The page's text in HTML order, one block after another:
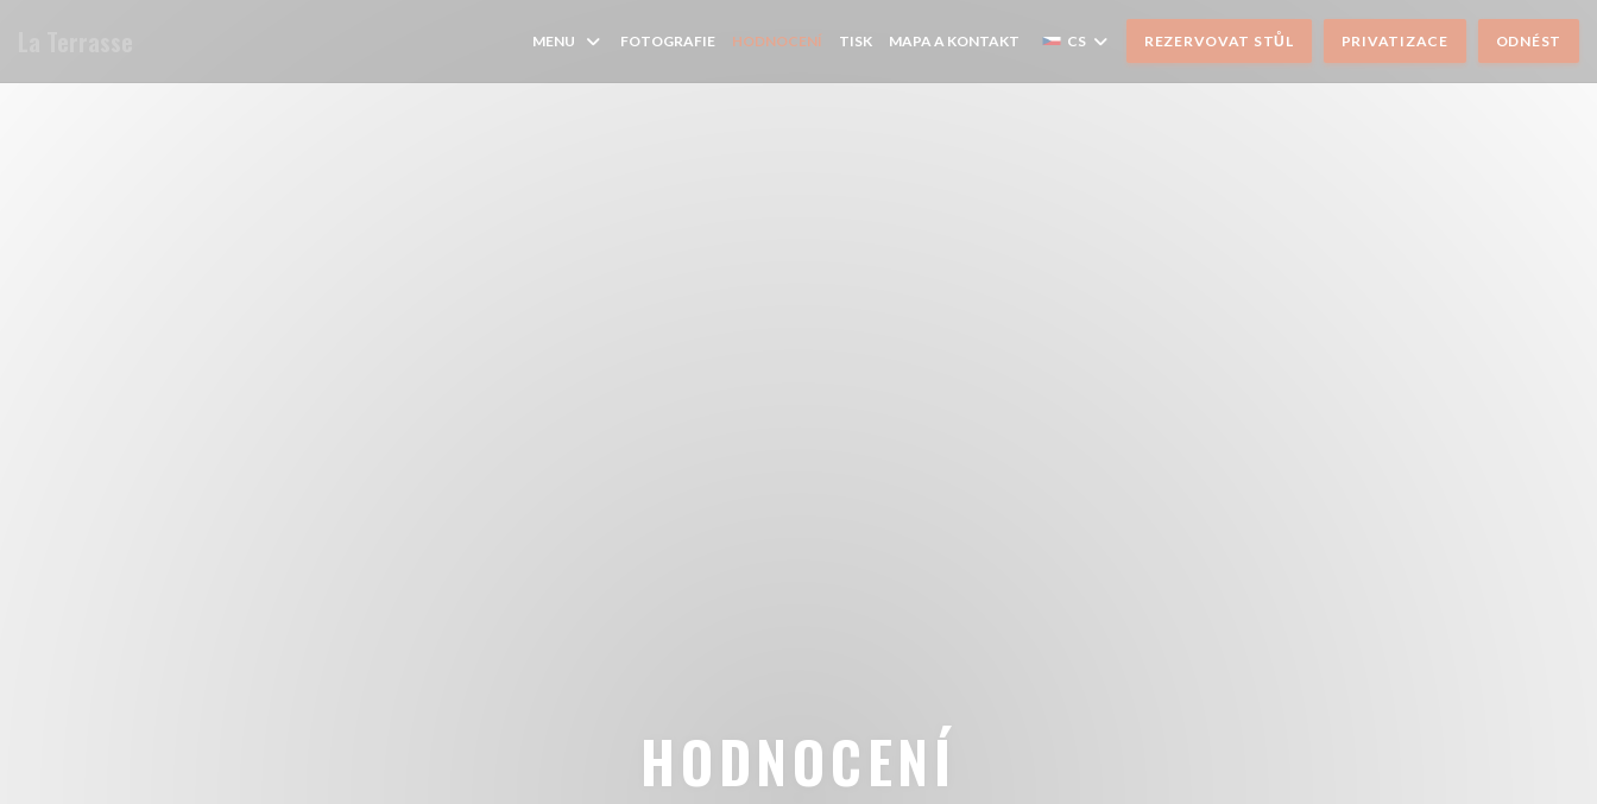
MENU FOTOGRAFIE HODNOCENÍ TISK MAPA A KONTAKT CS REZERVOVAT STŮL PRIVATIZACE ODNÉST
HODNOCENÍ